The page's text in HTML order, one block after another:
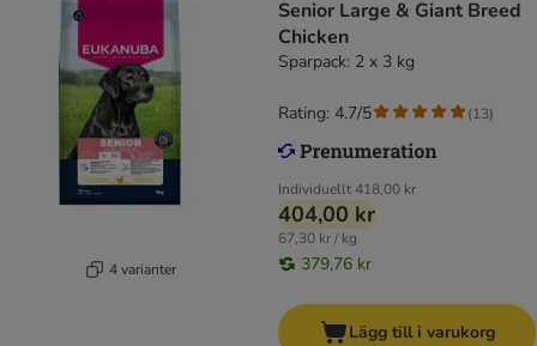
4 varianter
Senior Large & Giant Breed
Chicken
Sparpack: 2 x 3 kg
Individuellt418,00 kr
404,00 kr
67,30 kr / kg
379,76 kr
Rating: 4.7/5 (13)
Lägg till i varukorg